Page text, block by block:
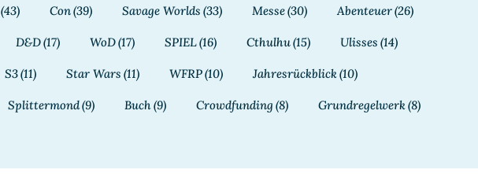
(43) Con(39) Savage Worlds (33) Messe(30) Abenteuer(26)
D&D(17) WoD(17) SPIEL(16) Cthulhu(15) Ulisses (14)
S3(11) Star Wars (11) WFRP(10) Jahresrückblick(10)
Splittermond(9) Buch(9) Crowdfunding (8) Grundregelwerk(8)